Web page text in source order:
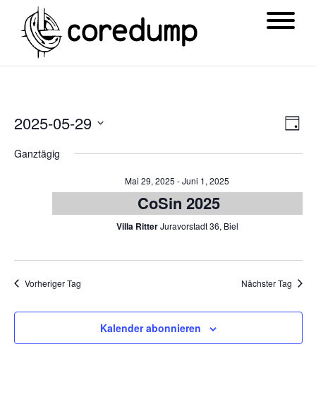
Tag
2025-05-29
Ganztägig
Mai 29, 2025 -Juni 1, 2025
CoSin 2025
Villa RitterJuravorstadt 36, Biel
Vorheriger Tag Nächster Tag
Kalender abonnieren